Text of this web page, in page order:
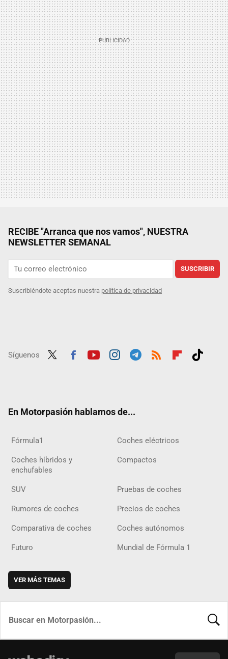
RECIBE "Arranca que nos vamos", NUESTRA
NEWSLETTER SEMANAL
SUSCRIBIR
Suscribiéndote aceptas nuestra política de privacidad
Síguenos
En Motorpasión hablamos de...
Fórmula1 Coches eléctricos
Coches híbridos y
enchufables
Compactos
SUV Pruebas de coches
Rumores de coches Precios de coches
Comparativa de coches Coches autónomos
Futuro Mundial de Fórmula 1
VER MÁS TEMAS